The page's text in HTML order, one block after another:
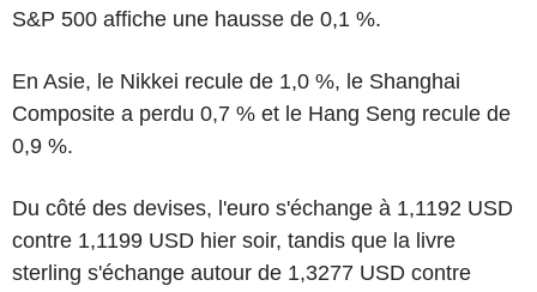
S&P 500 affiche une hausse de 0,1 %.
En Asie, le Nikkei recule de 1,0 %, le Shanghai
Composite a perdu 0,7 % et le Hang Seng recule de
0,9 %.
Du côté des devises, l'euro s'échange à 1,1192 USD
contre 1,1199 USD hier soir, tandis que la livre
sterling s'échange autour de 1,3277 USD contre